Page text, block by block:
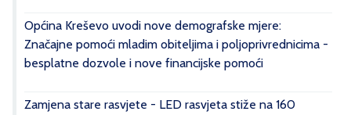
Općina Kreševo uvodi nove demografske mjere:
Značajne pomoći mladim obiteljima i poljoprivrednicima -
besplatne dozvole i nove financijske pomoći
Zamjena stare rasvjete - LED rasvjeta stiže na 160